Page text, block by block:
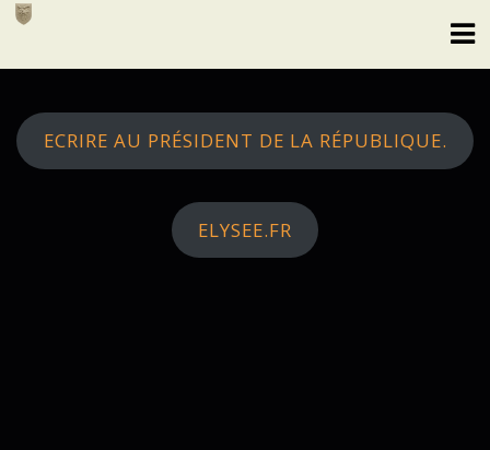
Skip
ECRIRE AU PRÉSIDENT DE LA RÉPUBLIQUE.
ELYSEE.FR